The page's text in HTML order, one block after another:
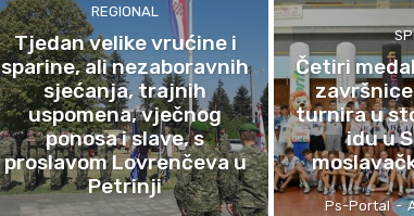
REGIONAL
Tjedan velike vrućine i
sparine, ali nezaboravnih
sjećanja, trajnih
uspomena, vječnog
ponosa i slave, s
proslavom Lovrenčeva u
Petrinji
Četiri
turnira u
idu u
Ps-Portal -